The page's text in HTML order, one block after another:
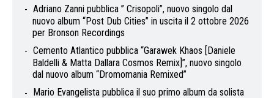
Adriano Zanni pubblica ” Crisopoli”, nuovo singolo dal
nuovo album “Post Dub Cities” in uscita il 2 ottobre 2026
per Bronson Recordings
Cemento Atlantico pubblica “Garawek Khaos [Daniele
Baldelli & Matta Dallara Cosmos Remix]”, nuovo singolo
dal nuovo album “Dromomania Remixed”
Mario Evangelista pubblica il suo primo album da solista